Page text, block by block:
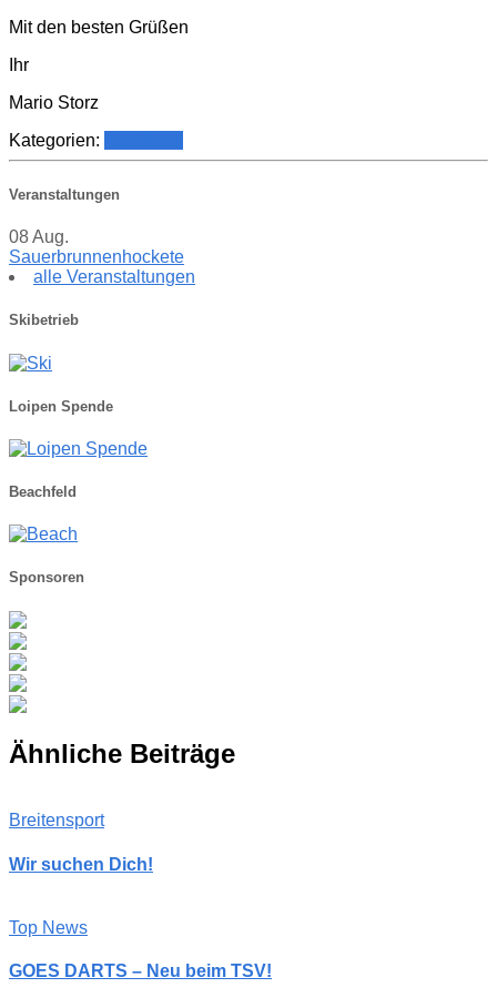
Mit den besten Grüßen
Ihr
Mario Storz
Kategorien:
Veranstaltungen
08Aug.
Sauerbrunnenhockete
alle Veranstaltungen
Skibetrieb
Loipen Spende
Beachfeld
Sponsoren
Ähnliche Beiträge
Breitensport
Wir suchen Dich!
Top News
GOES DARTS – Neu beim TSV!